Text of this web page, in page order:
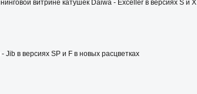
витрине катушек Daiwa - Exceller в версиях S и X
Jib в версиях SP и F в новых расцветках